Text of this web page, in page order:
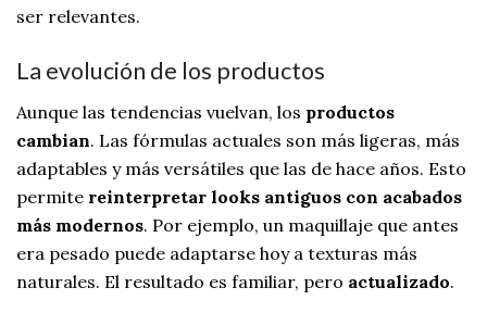
ser relevantes.
La evolución de los productos
Aunque las tendencias vuelvan, los productos
cambian. Las fórmulas actuales son más ligeras, más
adaptables y más versátiles que las de hace años. Esto
permite reinterpretar looks antiguos con acabados
más modernos. Por ejemplo, un maquillaje que antes
era pesado puede adaptarse hoy a texturas más
naturales. El resultado es familiar, pero actualizado.